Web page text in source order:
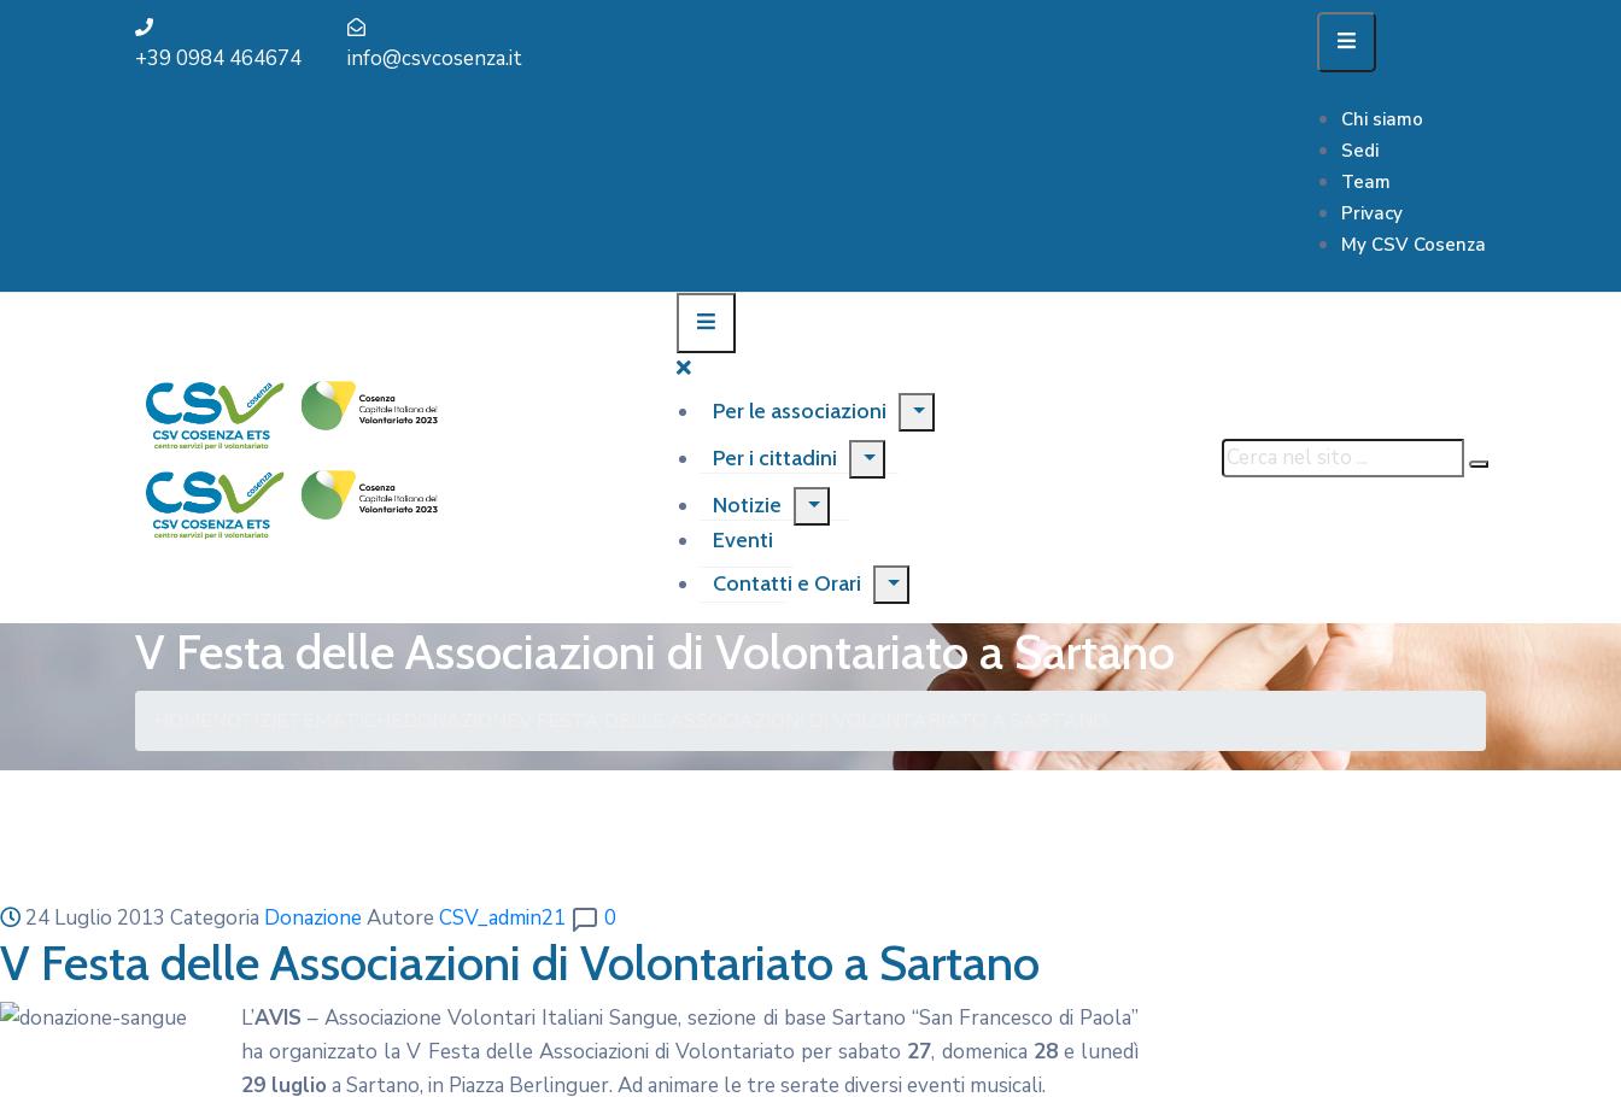
+39 0984 464674 info@csvcosenza.it
Chi siamo
Sedi
Team
Privacy
My CSV Cosenza
Per le associazioni
Per i cittadini
Notizie
Eventi
Contatti e Orari
V Festa delle Associazioni di Volontariato a Sartano
24 Luglio 2013 Categoria Donazione Autore CSV_admin21 0
V Festa delle Associazioni di Volontariato a Sartano
L’AVIS – Associazione Volontari Italiani Sangue, sezione di base Sartano “San Francesco di Paola”
ha organizzato la V Festa delle Associazioni di Volontariato per sabato 27, domenica 28e lunedì
29 luglio a Sartano, in Piazza Berlinguer. Ad animare le tre serate diversi eventi musicali.